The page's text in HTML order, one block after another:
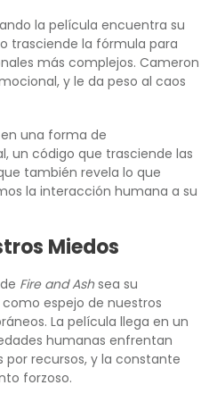
la película encuentra su
trasciende la fórmula para
más complejos. Cameron
y le da peso al caos
una forma de
un código que trasciende las
también revela lo que
la interacción humana a su
Miedos
Fire and Ashsea su
espejo de nuestros
La película llega en un
humanas enfrentan
recursos, y la constante
forzoso.